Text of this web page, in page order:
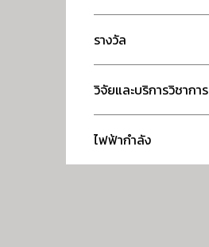
รางวัล
วิจัยและบริการวิชาการ
ไฟฟ้ากำลัง